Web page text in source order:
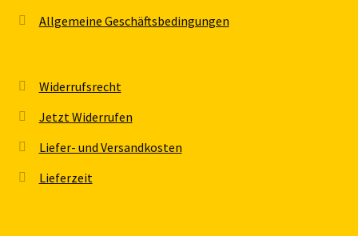
Allgemeine Geschäftsbedingungen
Widerrufsrecht
Jetzt Widerrufen
Liefer- und Versandkosten
Lieferzeit